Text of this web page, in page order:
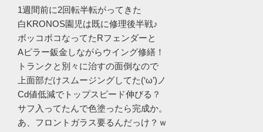
1週間前に2回転半転がってきた
白KRONOS園児は既に修理後半戦♪
ボッコボコなってたRフェンダーと
Aピラー鈑金しながらウイング修繕！
トランクと別々に治すの面倒なので
上面部だけスムージングしてた(‘ω’)ノ
Cd値低減でトップスピード伸びる？
サフ入ってたんで色塗ったら完成か。
あ、フロントガラス要るんだっけ？ｗ